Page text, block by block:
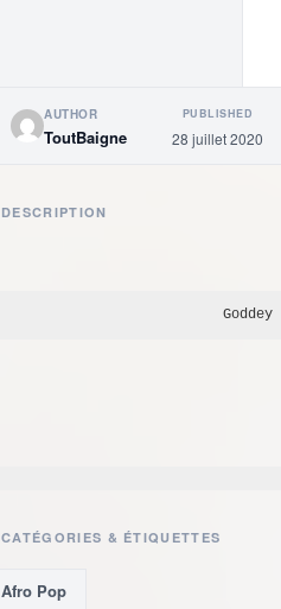
AUTHOR
ToutBaigne
PUBLISHED
28 juillet 2020
DESCRIPTION
Goddey
CATÉGORIES & ÉTIQUETTES
Afro Pop